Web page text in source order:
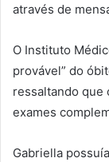
através de
O Instituto
provável” do
ressaltando que
exames
Gabriella